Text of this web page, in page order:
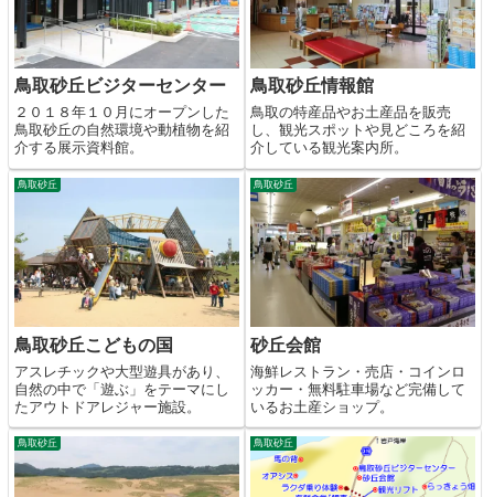
鳥取砂丘ビジターセンター
２０１８年１０月にオープンした
鳥取砂丘の自然環境や動植物を紹
介する展示資料館。
鳥取砂丘情報館
鳥取の特産品やお土産品を販売
し、観光スポットや見どころを紹
介している観光案内所。
鳥取砂丘
鳥取砂丘こどもの国
アスレチックや大型遊具があり、
自然の中で「遊ぶ」をテーマにし
たアウトドアレジャー施設。
鳥取砂丘
砂丘会館
海鮮レストラン・売店・コインロ
ッカー・無料駐車場など完備して
いるお土産ショップ。
鳥取砂丘 鳥取砂丘